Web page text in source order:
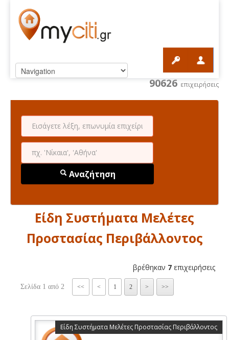
90626 επιχειρήσεις
Αναζήτηση
Είδη Συστήματα Μελέτες
Προστασίας Περιβάλλοντος
βρέθηκαν 7 επιχειρήσεις
Σελίδα 1 από 2 << < 1 2 > >>
Είδη Συστήματα Μελέτες Προστασίας Περιβάλλοντος